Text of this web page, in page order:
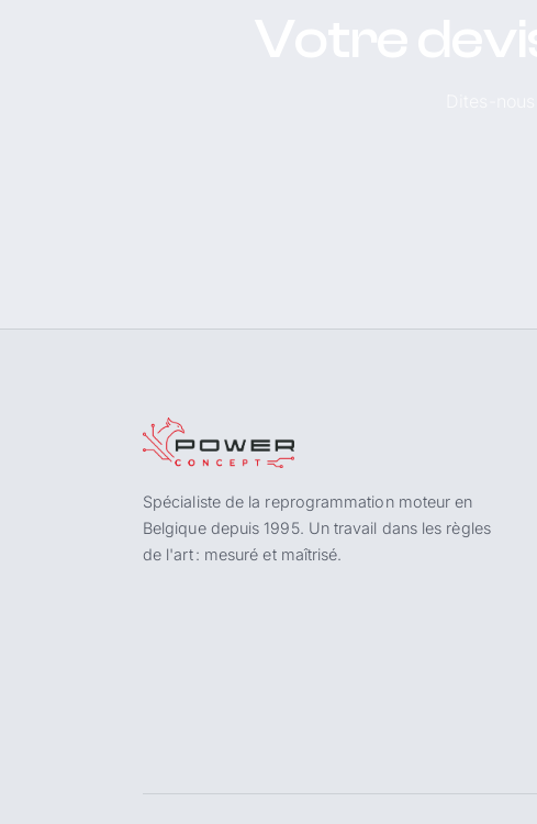
Spécialiste de la reprogrammation moteur en
Belgique depuis 1995. Un travail dans les règles
de l'art : mesuré et maîtrisé.